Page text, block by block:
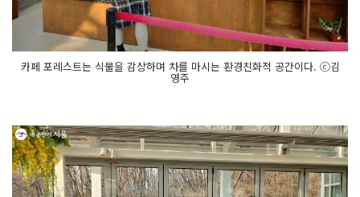
카페 포레스트는 식물을 감상하며 차를 마시는 환경친화적 공간이다. ⓒ김
영주